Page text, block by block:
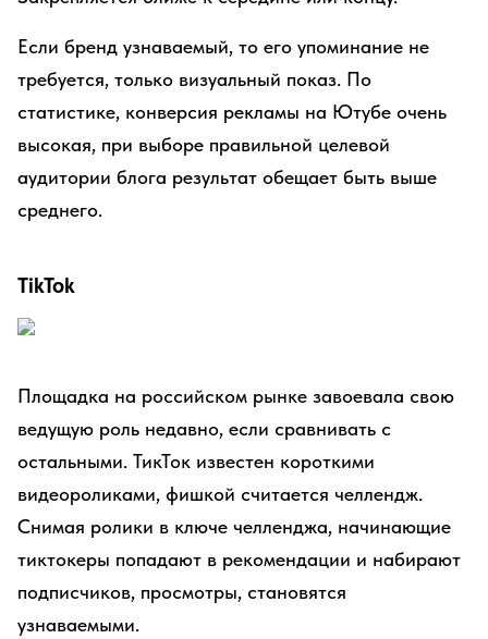
Если бренд узнаваемый, то его упоминание не
требуется, только визуальный показ. По
статистике, конверсия рекламы на Ютубе очень
высокая, при выборе правильной целевой
аудитории блога результат обещает быть выше
среднего.
TikTok
Площадка на российском рынке завоевала свою
ведущую роль недавно, если сравнивать с
остальными. ТикТок известен короткими
видеороликами, фишкой считается челлендж.
Снимая ролики в ключе челленджа, начинающие
тиктокеры попадают в рекомендации и набирают
подписчиков, просмотры, становятся
узнаваемыми.